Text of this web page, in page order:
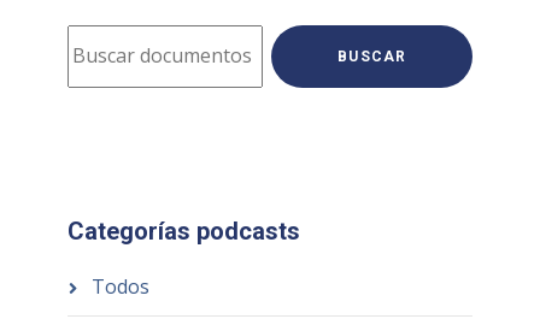
BUSCAR
Categorías podcasts
Todos